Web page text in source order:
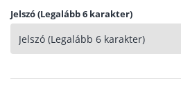
Jelszó (Legalább 6 karakter)